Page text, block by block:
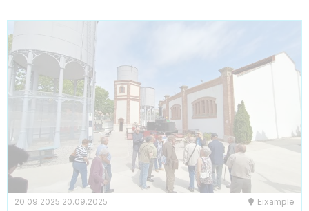
20.09.2025 20.09.2025 Eixample